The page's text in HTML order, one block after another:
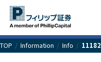
TOP / Information / Info / 11182